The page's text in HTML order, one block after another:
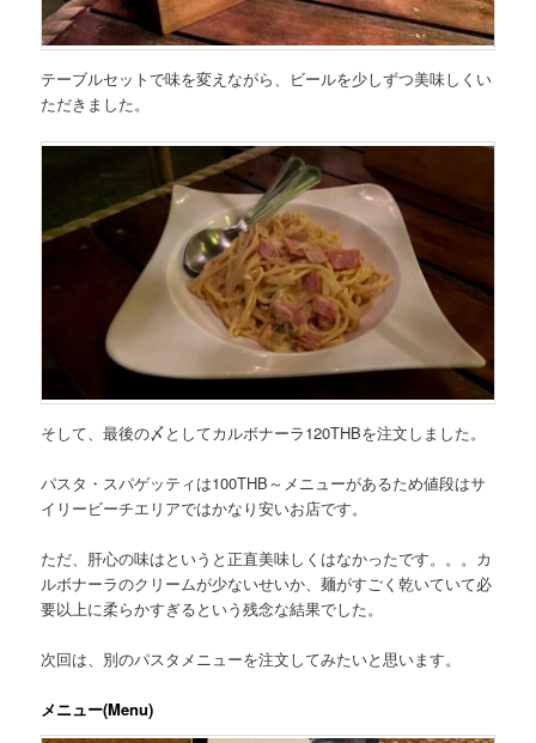
テーブルセットで味を変えながら、ビールを少しずつ美味しくい
ただきました。
そして、最後の〆としてカルボナーラ120THBを注文しました。
パスタ・スパゲッティは100THB～メニューがあるため値段はサ
イリービーチエリアではかなり安いお店です。
ただ、肝心の味はというと正直美味しくはなかったです。。。カ
ルボナーラのクリームが少ないせいか、麺がすごく乾いていて必
要以上に柔らかすぎるという残念な結果でした。
次回は、別のパスタメニューを注文してみたいと思います。
メニュー(Menu)